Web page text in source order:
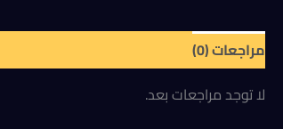
مراجعات (0)
لا توجد مراجعات بعد.